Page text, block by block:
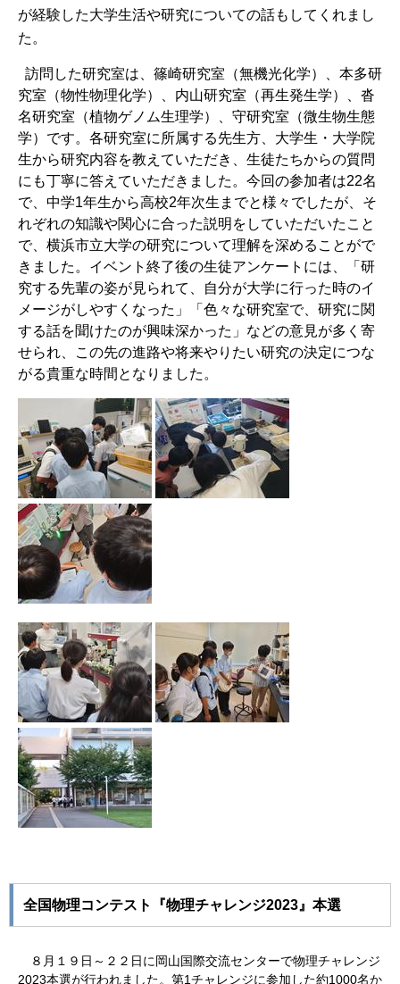
が経験した大学生活や研究についての話もしてくれまし
た。
訪問した研究室は、篠崎研究室（無機光化学）、本多研
究室（物性物理化学）、内山研究室（再生発生学）、沓
名研究室（植物ゲノム生理学）、守研究室（微生物生態
学）です。各研究室に所属する先生方、大学生・大学院
生から研究内容を教えていただき、生徒たちからの質問
にも丁寧に答えていただきました。今回の参加者は22名
で、中学1年生から高校2年次生までと様々でしたが、そ
れぞれの知識や関心に合った説明をしていただいたこと
で、横浜市立大学の研究について理解を深めることがで
きました。イベント終了後の生徒アンケートには、「研
究する先輩の姿が見られて、自分が大学に行った時のイ
メージがしやすくなった」「色々な研究室で、研究に関
する話を聞けたのが興味深かった」などの意見が多く寄
せられ、この先の進路や将来やりたい研究の決定につな
がる貴重な時間となりました。
全国物理コンテスト『物理チャレンジ2023』本選
８月１９日～２２日に岡山国際交流センターで物理チャレンジ
2023本選が行われました。第1チャレンジに参加した約1000名か